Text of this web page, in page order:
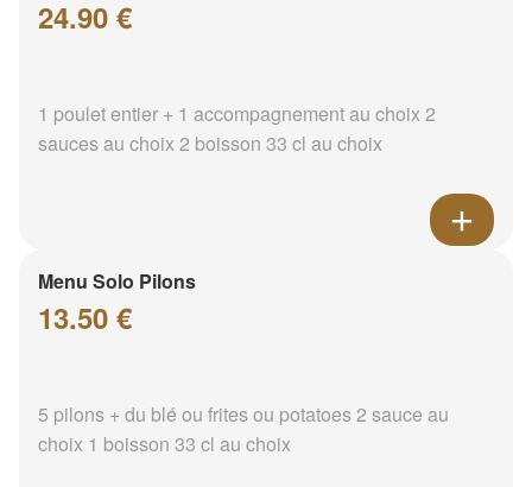
24.90 €
1 poulet entier + 1 accompagnement au choix 2
sauces au choix 2 boisson 33 cl au choix
Menu Solo Pilons
13.50 €
5 pilons + du blé ou frites ou potatoes 2 sauce au
choix 1 boisson 33 cl au choix